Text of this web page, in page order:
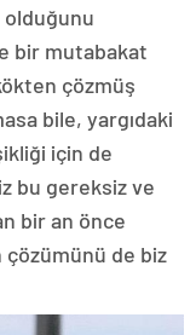
olduğunu
bir mutabakat
çözmüş
bile, yargıdaki
için de
bu gereksiz ve
bir an önce
çözümünü de biz